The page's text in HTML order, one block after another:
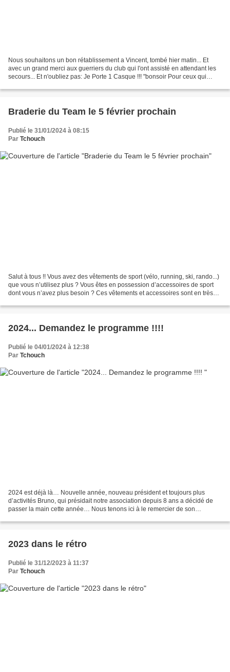
Nous souhaitons un bon rétablissement a Vincent, tombé hier matin... Et
avec un grand merci aux guerriers du club qui l'ont assisté en attendant les
secours... Et n'oubliez pas: Je Porte 1 Casque !!! "bonsoir Pour ceux qui
Braderie du Team le 5 février prochain
Publié le 31/01/2024 à 08:15
Par Tchouch
Salut à tous !! Vous avez des vêtements de sport (vélo, running, ski, rando...)
que vous n’utilisez plus ? Vous êtes en possession d’accessoires de sport
dont vous n’avez plus besoin ? Ces vêtements et accessoires sont en très
2024... Demandez le programme !!!!
Publié le 04/01/2024 à 12:38
Par Tchouch
2024 est déjà là… Nouvelle année, nouveau président et toujours plus
d’activités Bruno, qui présidait notre association depuis 8 ans a décidé de
passer la main cette année… Nous tenons ici à le remercier de son
2023 dans le rétro
Publié le 31/12/2023 à 11:37
Par Tchouch